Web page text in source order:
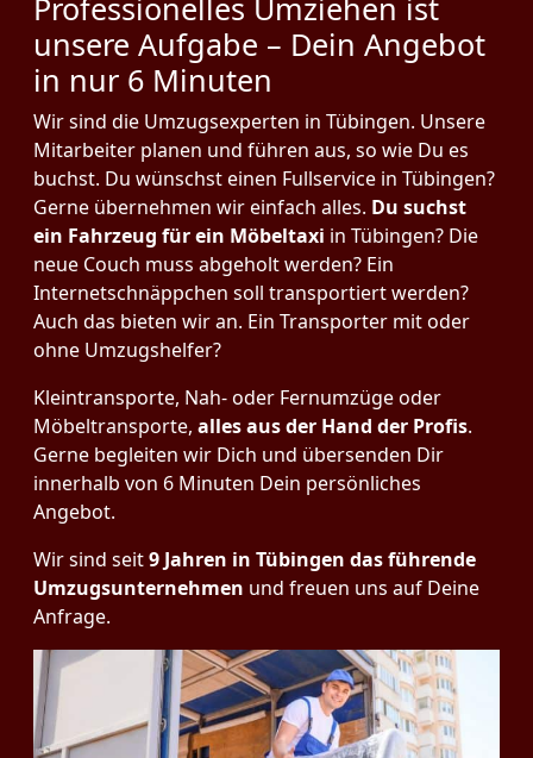
Professionelles Umziehen ist
unsere Aufgabe – Dein Angebot
in nur 6 Minuten
Wir sind die Umzugsexperten in Tübingen. Unsere
Mitarbeiter planen und führen aus, so wie Du es
buchst. Du wünschst einen Fullservice in Tübingen?
Gerne übernehmen wir einfach alles. Du suchst
ein Fahrzeug für ein Möbeltaxi in Tübingen? Die
neue Couch muss abgeholt werden? Ein
Internetschnäppchen soll transportiert werden?
Auch das bieten wir an. Ein Transporter mit oder
ohne Umzugshelfer?
Kleintransporte, Nah- oder Fernumzüge oder
Möbeltransporte, alles aus der Hand der Profis.
Gerne begleiten wir Dich und übersenden Dir
innerhalb von 6 Minuten Dein persönliches
Angebot.
Wir sind seit9 Jahren in Tübingen das führende
Umzugsunternehmen und freuen uns auf Deine
Anfrage.